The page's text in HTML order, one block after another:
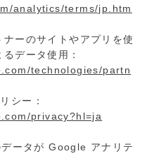
analytics/terms/jp.htm
ーのサイトやアプリを使
データ使用：
technologies/partn
シー：
privacy?hl=ja
ータが Google アナリテ